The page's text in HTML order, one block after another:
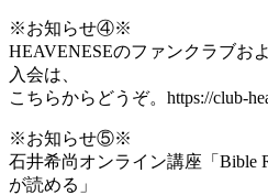
※お知らせ④※
HEAVENESEのファンクラブお
入会は、
こちらからどうぞ。https://club-
※お知らせ⑤※
石井希尚オンライン講座「Bible
が読める」